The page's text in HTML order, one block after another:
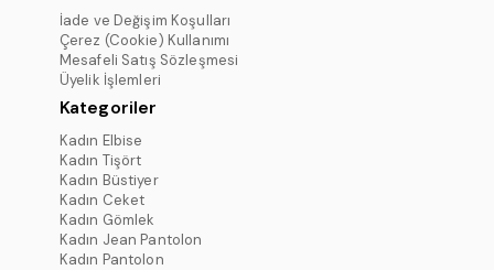
İade ve Değişim Koşulları
Çerez (Cookie) Kullanımı
Mesafeli Satış Sözleşmesi
Üyelik İşlemleri
Kategoriler
Kadın Elbise
Kadın Tişört
Kadın Büstiyer
Kadın Ceket
Kadın Gömlek
Kadın Jean Pantolon
Kadın Pantolon